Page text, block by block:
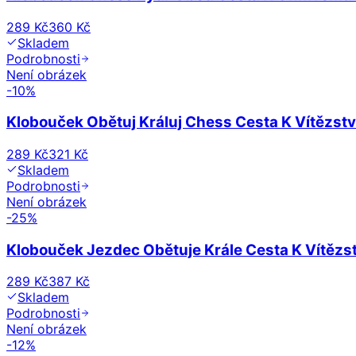
289 Kč360 Kč
Skladem
Podrobnosti
Není obrázek
-10%
Klobouček Obětuj Králuj Chess Cesta K
289 Kč321 Kč
Skladem
Podrobnosti
Není obrázek
-25%
Klobouček Jezdec Obětuje Krále Cesta K
289 Kč387 Kč
Skladem
Podrobnosti
Není obrázek
-12%